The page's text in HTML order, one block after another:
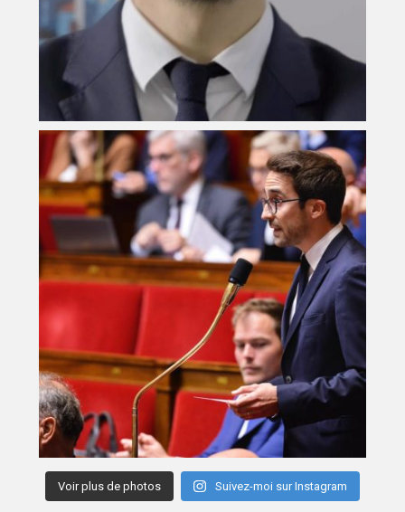
Voir plus de photos Suivez-moi sur Instagram